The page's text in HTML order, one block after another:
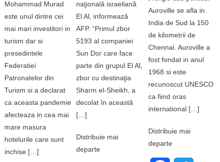
Mohammad Murad
este unul dintre cei
mai mari investitori in
turism dar si
presedintele
Federatiei
Patronatelor din
Turism si a declarat
ca aceasta pandemie
afecteaza in cea mai
mare masura
hotelurile care sunt
inchise […]
naţională israeliană
El Al, informează
AFP. “Primul zbor
5193 al companiei
Sun Dor care face
parte din grupul El Al,
zbor cu destinaţia
Sharm el-Sheikh, a
decolat în această
[…]
Distribuie mai
departe
Auroville se afla in
India de Sud la 150
de kilometrii de
Chennai. Auroville a
fost fondat in anul
1968 si este
recunoscut UNESCO
ca fiind oras
international […]
Distribuie mai
departe